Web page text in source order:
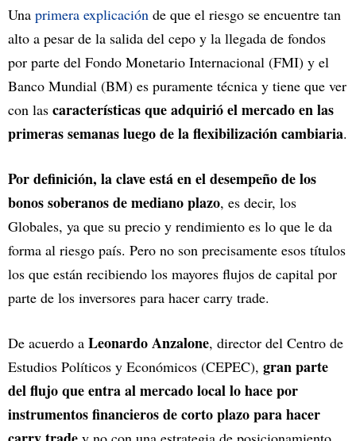
Una primera explicación de que el riesgo se encuentre tan
alto a pesar de la salida del cepo y la llegada de fondos
por parte del Fondo Monetario Internacional (FMI) y el
Banco Mundial (BM) es puramente técnica y tiene que ver
con las características que adquirió el mercado en las
primeras semanas luego de la flexibilización cambiaria.
Por definición, la clave está en el desempeño de los
bonos soberanos de mediano plazo, es decir, los
Globales, ya que su precio y rendimiento es lo que le da
forma al riesgo país. Pero no son precisamente esos títulos
los que están recibiendo los mayores flujos de capital por
parte de los inversores para hacer carry trade.
De acuerdo a Leonardo Anzalone, director del Centro de
Estudios Políticos y Económicos (CEPEC), gran parte
del flujo que entra al mercado local lo hace por
instrumentos financieros de corto plazo para hacer